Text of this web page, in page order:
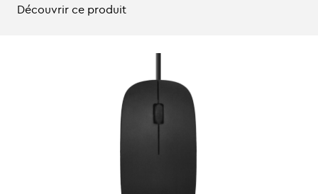
Découvrir ce produit